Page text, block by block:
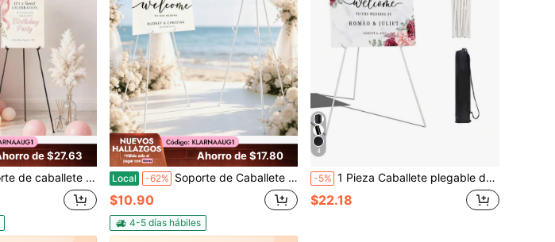
de $27.63
exhibición de tableros de bienvenida, tableros de póster, tableros de espuma, obras de arte en lienzo, marcos de fotos, letreros de publicidad, decoraciones de fiesta, soporte de exhibición portátil de pie para eventos en interiores
Ahorro de $17.80
Local -62% Soporte de Caballete Trípode, Estante de Exhibición Plegable de 66.14 Pulgadas con Brazos de Soporte Ajustables & Almohadillas de Goma Antideslizantes, Soporte Portátil Compacto de 14.57 Pulgadas para Tableros de Bienvenida de Bodas, Color Dual Negro Blanco
$10.90
4-5 días hábiles
4
-5% 1 Pieza Caballete plegable de 66 pulgadas, Caballete para cartel de baby shower - Soporte de exhibición portátil - Soporta hasta 5 libras para banner y póster de baby shower. Trípode de metal ajustable de piso y de mesa. Caballete de pintura de metal grande ajustable en altura. Base negra. Regalo de Pascua, soporte de caballete básico para boda, póster de piso instantáneo, liviano y plegable para decoración de bodas y exteriores
$22.18